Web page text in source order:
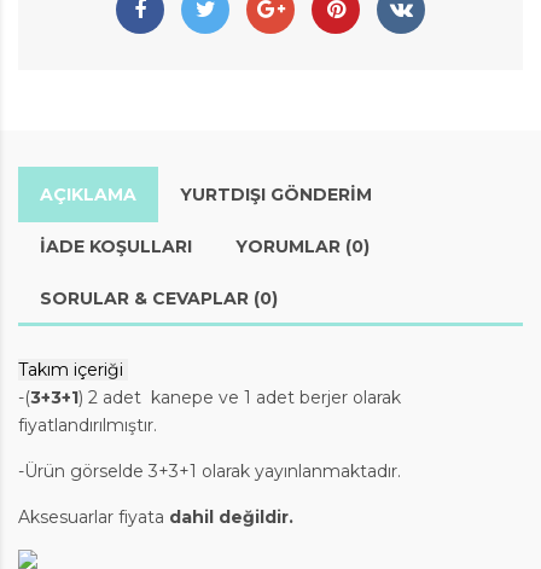
AÇIKLAMA YURTDIŞI GÖNDERİM
İADE KOŞULLARI YORUMLAR (0)
SORULAR & CEVAPLAR (0)
Takım içeriği
-(3+3+1) 2 adet kanepe ve 1 adet berjer olarak
fiyatlandırılmıştır.
-Ürün görselde 3+3+1 olarak yayınlanmaktadır.
Aksesuarlar fiyata dahil değildir.